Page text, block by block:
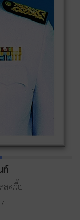
ท์
ะเวี้ย